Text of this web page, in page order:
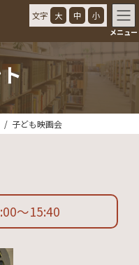
文字 大 中 小
メニュー
子ども映画会
〜15:40